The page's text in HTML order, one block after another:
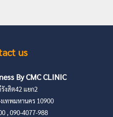
us
By CMC CLINIC
งสิต42 แยก2
เทพมหานคร 10900
, 090-4077-988